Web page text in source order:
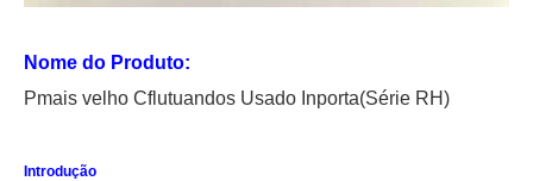
Nome do Produto:
Pmais velho Cflutuandos Usado Inporta(Série RH)
Introdução